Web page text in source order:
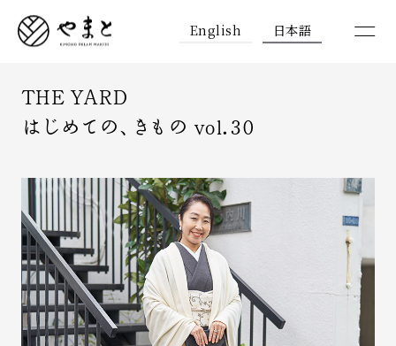
English 日本語
THE YARD
はじめての、きもの vol.30